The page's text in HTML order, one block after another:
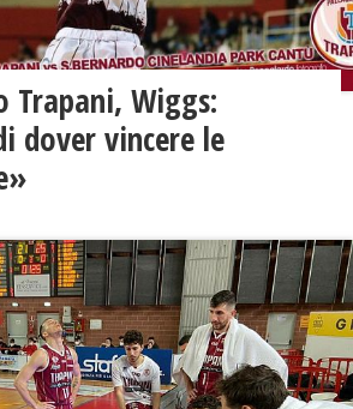
Trapani, Wiggs:
dover vincere le